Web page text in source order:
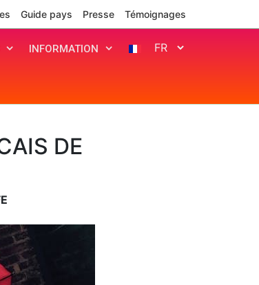
Guide pays Presse Témoignages
INFORMATION
DE